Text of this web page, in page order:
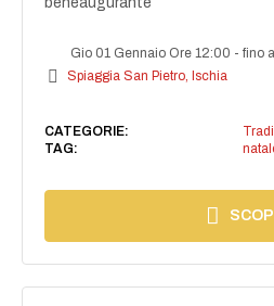
Gio 01 Gennaio Ore 12:00 -fino
Spiaggia San Pietro, Ischia
CATEGORIE:
TAG: